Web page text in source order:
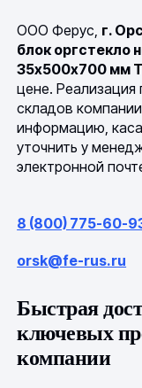
ООО Ферус, г.
блок оргстекло
35х500х700 мм
цене. Реализация
складов
информацию,
уточнить у
электронной
8 (800) 775-60-
orsk@fe-rus.ru
Быстрая
ключевых
компании